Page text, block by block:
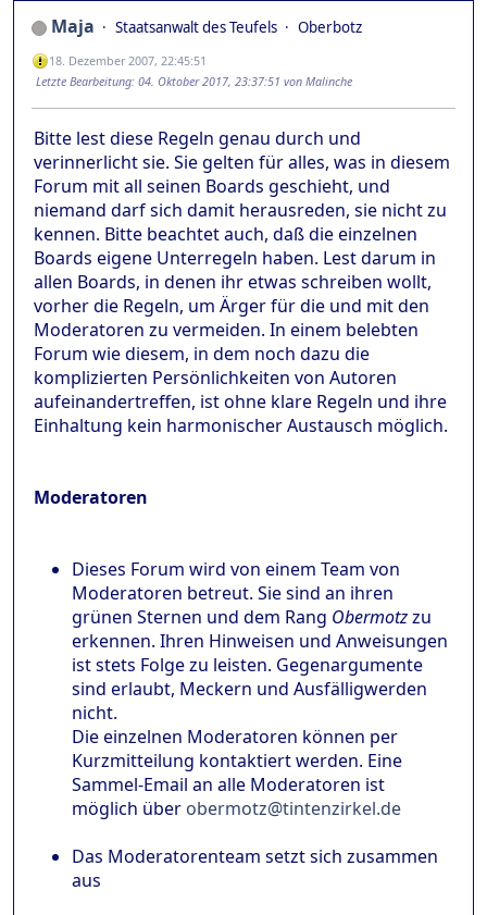
Maja Staatsanwalt des Teufels Oberbotz
18. Dezember 2007, 22:45:51
Letzte Bearbeitung: 04. Oktober 2017, 23:37:51 von Malinche
Bitte lest diese Regeln genau durch und
verinnerlicht sie. Sie gelten für alles, was in diesem
Forum mit all seinen Boards geschieht, und
niemand darf sich damit herausreden, sie nicht zu
kennen. Bitte beachtet auch, daß die einzelnen
Boards eigene Unterregeln haben. Lest darum in
allen Boards, in denen ihr etwas schreiben wollt,
vorher die Regeln, um Ärger für die und mit den
Moderatoren zu vermeiden. In einem belebten
Forum wie diesem, in dem noch dazu die
komplizierten Persönlichkeiten von Autoren
aufeinandertreffen, ist ohne klare Regeln und ihre
Einhaltung kein harmonischer Austausch möglich.
Moderatoren
Dieses Forum wird von einem Team von
Moderatoren betreut. Sie sind an ihren
grünen Sternen und dem Rang Obermotzzu
erkennen. Ihren Hinweisen und Anweisungen
ist stets Folge zu leisten. Gegenargumente
sind erlaubt, Meckern und Ausfälligwerden
nicht.
Die einzelnen Moderatoren können per
Kurzmitteilung kontaktiert werden. Eine
Sammel-Email an alle Moderatoren ist
möglich über obermotz@tintenzirkel.de
Das Moderatorenteam setzt sich zusammen
aus